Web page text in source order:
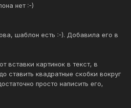
нет :-)
шаблон есть :-). Добавила его в
вставки картинок в текст, в
ставить квадратные скобки вокруг
просто написить его,